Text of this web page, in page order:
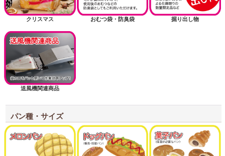
クリスマス おむつ袋・防臭袋 掘り出し物
送風機関連商品
パン種・サイズ